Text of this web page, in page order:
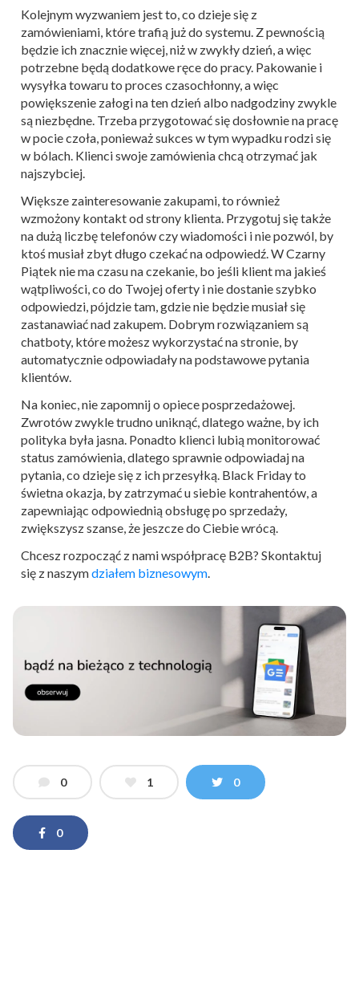
Kolejnym wyzwaniem jest to, co dzieje się z
zamówieniami, które trafią już do systemu. Z pewnością
będzie ich znacznie więcej, niż w zwykły dzień, a więc
potrzebne będą dodatkowe ręce do pracy. Pakowanie i
wysyłka towaru to proces czasochłonny, a więc
powiększenie załogi na ten dzień albo nadgodziny zwykle
są niezbędne. Trzeba przygotować się dosłownie na pracę
w pocie czoła, ponieważ sukces w tym wypadku rodzi się
w bólach. Klienci swoje zamówienia chcą otrzymać jak
najszybciej.
Większe zainteresowanie zakupami, to również
wzmożony kontakt od strony klienta. Przygotuj się także
na dużą liczbę telefonów czy wiadomości i nie pozwól, by
ktoś musiał zbyt długo czekać na odpowiedź. W Czarny
Piątek nie ma czasu na czekanie, bo jeśli klient ma jakieś
wątpliwości, co do Twojej oferty i nie dostanie szybko
odpowiedzi, pójdzie tam, gdzie nie będzie musiał się
zastanawiać nad zakupem. Dobrym rozwiązaniem są
chatboty, które możesz wykorzystać na stronie, by
automatycznie odpowiadały na podstawowe pytania
klientów.
Na koniec, nie zapomnij o opiece posprzedażowej.
Zwrotów zwykle trudno uniknąć, dlatego ważne, by ich
polityka była jasna. Ponadto klienci lubią monitorować
status zamówienia, dlatego sprawnie odpowiadaj na
pytania, co dzieje się z ich przesyłką. Black Friday to
świetna okazja, by zatrzymać u siebie kontrahentów, a
zapewniając odpowiednią obsługę po sprzedaży,
zwiększysz szanse, że jeszcze do Ciebie wrócą.
Chcesz rozpocząć z nami współpracę B2B? Skontaktuj
się z naszymdziałem biznesowym
0 1 0
0